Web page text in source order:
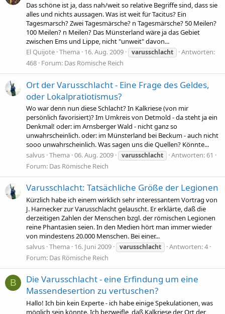
Das schöne ist ja, dass nah/weit so relative Begriffe sind, dass sie
alles und nichts aussagen. Was ist weit für Tacitus? Ein
Tagesmarsch? Zwei Tagesmärsche? n Tagesmärsche? 50 Meilen?
100 Meilen? n Meilen? Das Münsterland wäre ja das Gebiet
zwischen Ems und Lippe, nicht "unweit" davon...
El Quijote Thema 16. Aug. 2009 varusschlacht
Antworten:
468 Forum: Das Römische Reich
Ort der Varusschlacht - Eine Frage des Geldes,
oder Lokalpratiotismus?
Wo war denn nun diese Schlacht? In Kalkriese (von mir
persönlich favorisiert)? Im Umkreis von Detmold - da steht ja ein
Denkmal! oder: im Arnsberger Wald - nicht ganz so
unwahrscheinlich. oder: im Münsterland bei Beckum - auch nicht
sooo unwahrscheinlich. Was sagen uns die Quellen? Könnte...
salvus Thema 06. Aug. 2009 varusschlacht
Antworten: 61
Forum: Das Römische Reich
Varusschlacht: Tatsächliche Größe der Legionen
Kürzlich habe ich einem wirklich sehr interessantem Vortrag von
J. Harnecker zur Varusschlacht gelauscht. Er erklärte, daß die
derzeitigen Zahlen der Menschen bzgl. der römischen Legionen
reine Phantasien seien. In den Medien hört man immer wieder
von mindestens 20.000 Menschen. Bei einer...
salvus Thema 16. Juni 2009 varusschlacht
Antworten: 4
Forum: Das Römische Reich
B
Die Varusschlacht - eine Erfindung um eine
Massendesertion zu vertuschen?
Hallo! Ich bin kein Experte - ich habe einige Spekulationen, was
möglich sein könnte. Ich bezweifle, daß Kalkriese der Ort der